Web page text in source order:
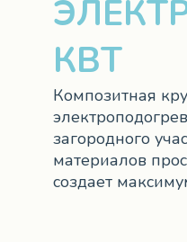
КВТ
Композитная
загородного
материалов
создает